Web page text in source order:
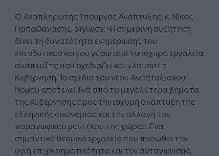
Ο Αναπληρωτής Υπουργός Ανάπτυξης, κ. Νίκος
Παπαθανάσης, δήλωσε: «Η σημερινή συζήτηση
δίνει τη δυνατότητα ενημέρωσης του
επενδυτικού κοινού γύρω από τα ισχυρά εργαλεία
ανάπτυξης που σχεδιάζει και υλοποιεί η
Κυβέρνηση. Το σχέδιο του νέου Αναπτυξιακού
Νόμου αποτελεί ένα από τα μεγαλύτερα βήματα
της Κυβέρνησης προς την ισχυρή ανάπτυξη της
ελληνικής οικονομίας και την αλλαγή του
παραγωγικού μοντέλου της χώρας. Ένα
σημαντικό θεσμικό εργαλείο που προωθεί την
υγιή επιχειρηματικότητα και τον ανταγωνισμό,